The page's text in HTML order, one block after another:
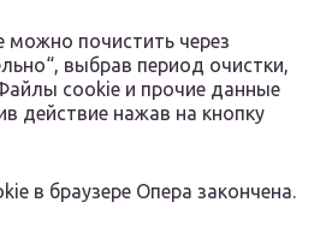
можно почистить через
выбрав период очистки,
cookie и прочие данные
действие нажав на кнопку
в браузере Опера закончена.